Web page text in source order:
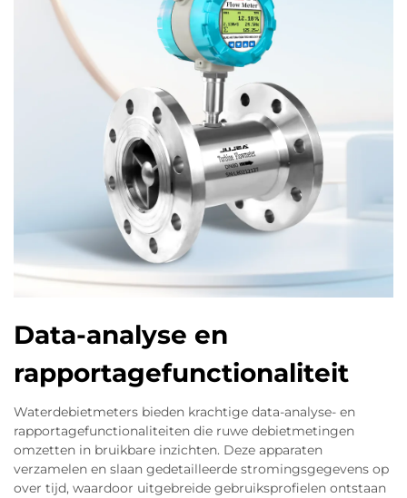
Data-analyse en
rapportagefunctionaliteit
Waterdebietmeters bieden krachtige data-analyse- en
rapportagefunctionaliteiten die ruwe debietmetingen
omzetten in bruikbare inzichten. Deze apparaten
verzamelen en slaan gedetailleerde stromingsgegevens op
over tijd, waardoor uitgebreide gebruiksprofielen ontstaan